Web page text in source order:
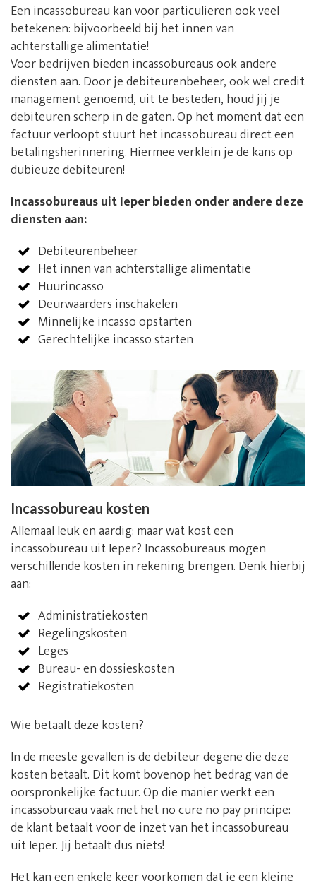
Een incassobureau kan voor particulieren ook veel
betekenen: bijvoorbeeld bij het innen van
achterstallige alimentatie!
Voor bedrijven bieden incassobureaus ook andere
diensten aan. Door je debiteurenbeheer, ook wel credit
management genoemd, uit te besteden, houd jij je
debiteuren scherp in de gaten. Op het moment dat een
factuur verloopt stuurt het incassobureau direct een
betalingsherinnering. Hiermee verklein je de kans op
dubieuze debiteuren!
Incassobureaus uit Ieper bieden onder andere deze
diensten aan:
Debiteurenbeheer
Het innen van achterstallige alimentatie
Huurincasso
Deurwaarders inschakelen
Minnelijke incasso opstarten
Gerechtelijke incasso starten
Incassobureau kosten
Allemaal leuk en aardig: maar wat kost een
incassobureau uit Ieper? Incassobureaus mogen
verschillende kosten in rekening brengen. Denk hierbij
aan:
Administratiekosten
Regelingskosten
Leges
Bureau- en dossieskosten
Registratiekosten
Wie betaalt deze kosten?
In de meeste gevallen is de debiteur degene die deze
kosten betaalt. Dit komt bovenop het bedrag van de
oorspronkelijke factuur. Op die manier werkt een
incassobureau vaak met het no cure no pay principe:
de klant betaalt voor de inzet van het incassobureau
uit Ieper. Jij betaalt dus niets!